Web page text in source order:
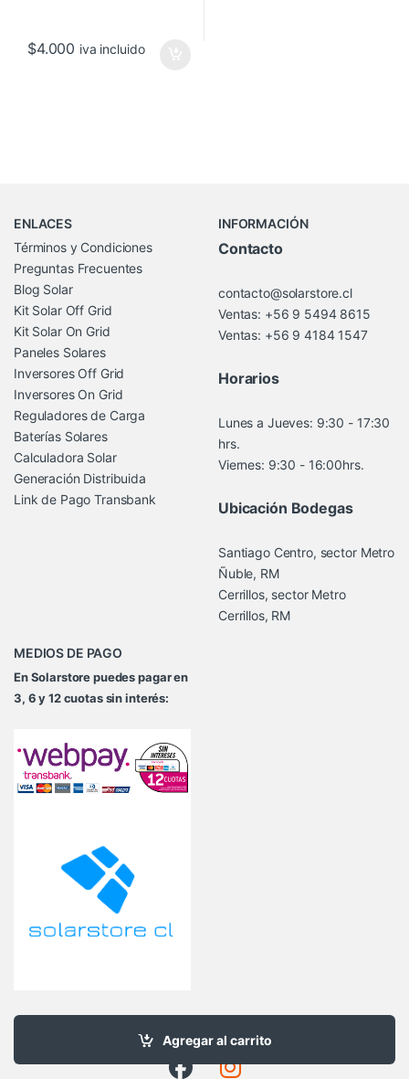
Agregar al carrito
$4.000 iva incluido
ENLACES
Términos y Condiciones
Preguntas Frecuentes
Blog Solar
Kit Solar Off Grid
Kit Solar On Grid
Paneles Solares
Inversores Off Grid
Inversores On Grid
Reguladores de Carga
Baterías Solares
Calculadora Solar
Generación Distribuida
Link de Pago Transbank
INFORMACIÓN
Contacto
contacto@solarstore.cl
Ventas: +56 9 5494 8615
Ventas: +56 9 4184 1547
Horarios
Lunes a Jueves: 9:30 - 17:30
hrs.
Viernes: 9:30 - 16:00hrs.
Ubicación Bodegas
Santiago Centro, sector Metro
Ñuble, RM
Cerrillos, sector Metro
Cerrillos, RM
MEDIOS DE PAGO
En Solarstore puedes pagar en
3, 6 y 12 cuotas sin interés: